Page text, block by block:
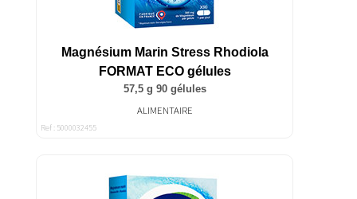
Magnésium Marin Stress Rhodiola
FORMAT ECO gélules
57,5 g 90 gélules
ALIMENTAIRE
Ref : 5000032455